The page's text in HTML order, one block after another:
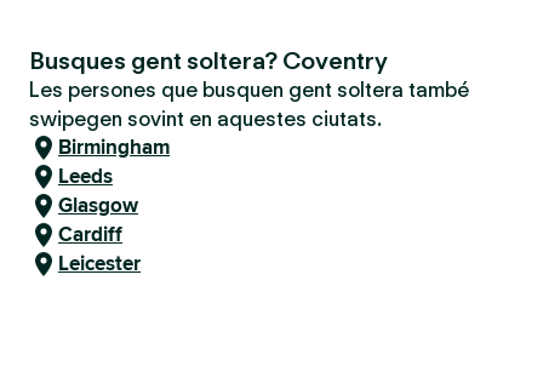
Busques gent soltera? Coventry
Les persones que busquen gent soltera també
swipegen sovint en aquestes ciutats.
Birmingham
Leeds
Glasgow
Cardiff
Leicester